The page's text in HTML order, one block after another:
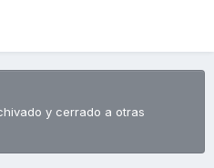
y cerrado a otras